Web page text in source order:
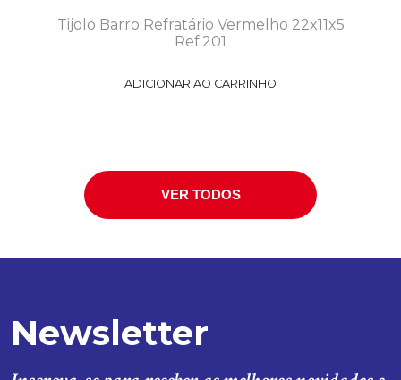
Tijolo Barro Refratário Vermelho 22x11x5
Ref.201
ADICIONAR AO CARRINHO
VER TODOS
Newsletter